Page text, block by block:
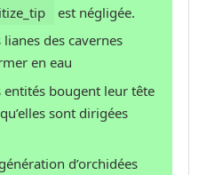
est négligée.
lianes des cavernes
en eau
entités bougent leur tête
sont dirigées
d’orchidées